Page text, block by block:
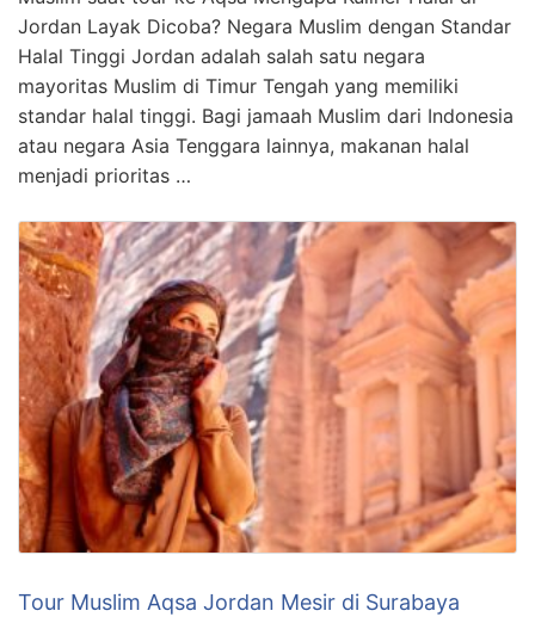
Jordan Layak Dicoba? Negara Muslim dengan Standar
Halal Tinggi Jordan adalah salah satu negara
mayoritas Muslim di Timur Tengah yang memiliki
standar halal tinggi. Bagi jamaah Muslim dari Indonesia
atau negara Asia Tenggara lainnya, makanan halal
menjadi prioritas …
Tour Muslim Aqsa Jordan Mesir di Surabaya